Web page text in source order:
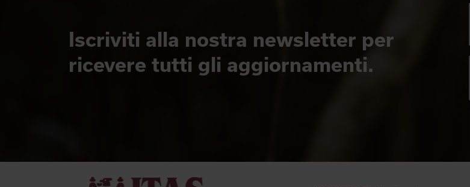
Iscriviti alla nostra newsletter per
ricevere tutti gli aggiornamenti.